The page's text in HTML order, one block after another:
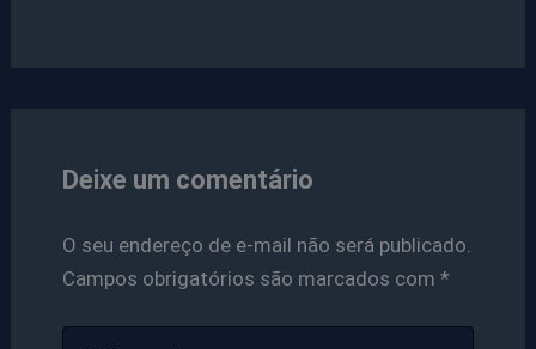
Deixe um comentário
O seu endereço de e-mail não será publicado.
Campos obrigatórios são marcados com *